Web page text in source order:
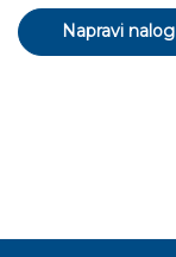
Napravi nalog